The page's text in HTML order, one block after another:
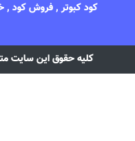
کود کبوتر , فروش کود ,
کلیه حقوق این سایت